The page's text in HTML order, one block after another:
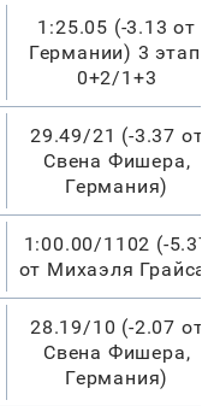
1:25.05 (-3.13 от
Германии) 3 этап,
0+2/1+3
29.49/21 (-3.37 от
Свена Фишера,
Германия)
1:00.00/1102 (-5.37
от Михаэля Грайса)
28.19/10 (-2.07 от
Свена Фишера,
Германия)